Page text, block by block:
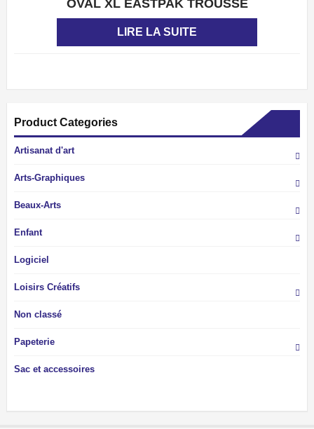
OVAL XL EASTPAK TROUSSE
LIRE LA SUITE
Product Categories
Artisanat d'art
Arts-Graphiques
Beaux-Arts
Enfant
Logiciel
Loisirs Créatifs
Non classé
Papeterie
Sac et accessoires